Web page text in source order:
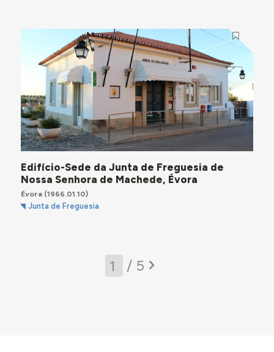
Edifício-Sede da Junta de Freguesia de
Nossa Senhora de Machede, Évora
Évora(1966.01.10)
Junta de Freguesia
/ 5